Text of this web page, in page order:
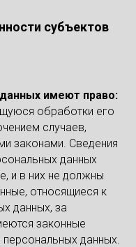
субъектов
имеют право:
обработки его
случаев,
законами. Сведения
данных
и в них не должны
относящиеся к
данных, за
законные
персональных данных.